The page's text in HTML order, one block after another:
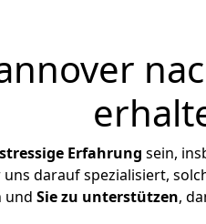
stressige Erfahrung sein,
darauf spezialisiert,
und Sie zu unterstützen,